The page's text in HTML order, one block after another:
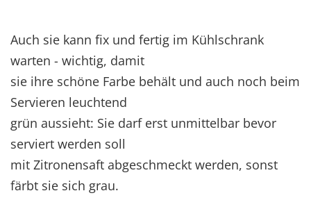
Auch sie kann fix und fertig im Kühlschrank
warten - wichtig, damit
sie ihre schöne Farbe behält und auch noch beim
Servieren leuchtend
grün aussieht: Sie darf erst unmittelbar bevor
serviert werden soll
mit Zitronensaft abgeschmeckt werden, sonst
färbt sie sich grau.